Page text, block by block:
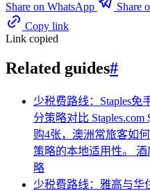
Share on WhatsApp
Share
Copy link
Link copied
Related guides#
少税费路线：Staples免
分策略对比
购4张，澳洲常旅客如
策略的本地适用性。 酒
略
少税费路线：雅高与华